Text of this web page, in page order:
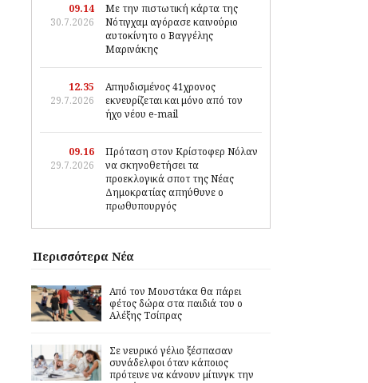
09.14
30.7.2026
Με την πιστωτική κάρτα της
Νότιγχαμ αγόρασε καινούριο
αυτοκίνητο ο Βαγγέλης
Μαρινάκης
12.35
29.7.2026
Απηυδισμένος 41χρονος
εκνευρίζεται και μόνο από τον
ήχο νέου e-mail
09.16
29.7.2026
Πρόταση στον Κρίστοφερ Νόλαν
να σκηνοθετήσει τα
προεκλογικά σποτ της Νέας
Δημοκρατίας απηύθυνε ο
πρωθυπουργός
Περισσότερα Νέα
Από τον Μουστάκα θα πάρει
φέτος δώρα στα παιδιά του ο
Αλέξης Τσίπρας
Σε νευρικό γέλιο ξέσπασαν
συνάδελφοι όταν κάποιος
πρότεινε να κάνουν μίτινγκ την